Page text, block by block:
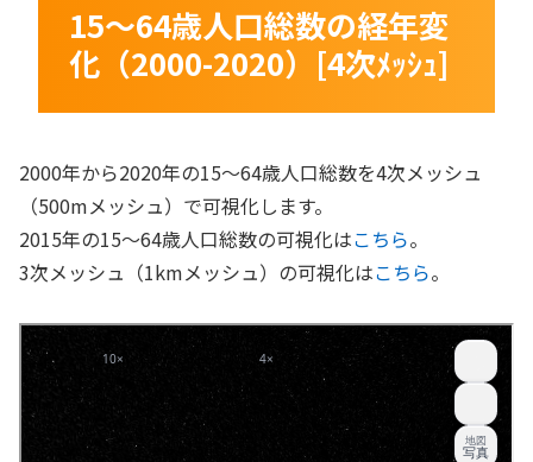
15～64歳人口総数の経年変
化（2000-2020）[4次ﾒｯｼｭ]
2000年から2020年の15～64歳人口総数を4次メッシュ
（500mメッシュ）で可視化します。
2015年の15～64歳人口総数の可視化はこちら。
3次メッシュ（1kmメッシュ）の可視化はこちら。